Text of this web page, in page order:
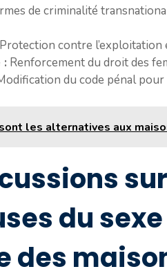
de criminalité
Protection contre l’exploitation
: Renforcement du droit des
du code pénal
les alternatives aux
du
des